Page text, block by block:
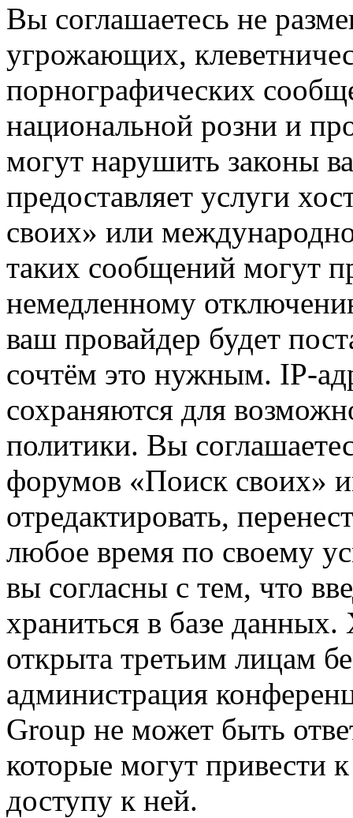
Вы соглашаетесь не
угрожающих,
порнографических
национальной розни и
могут нарушить законы
предоставляет услуги
своих» или
таких сообщений могут
немедленному
ваш провайдер будет
сочтём это нужным. IP-
сохраняются для
политики. Вы
форумов «Поиск своих»
отредактировать,
любое время по своему
вы согласны с тем, что
храниться в базе
открыта третьим лицам
администрация
Group не может быть
которые могут привести
доступу к ней.